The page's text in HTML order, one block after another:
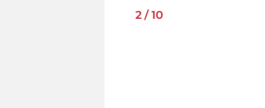
2 /10